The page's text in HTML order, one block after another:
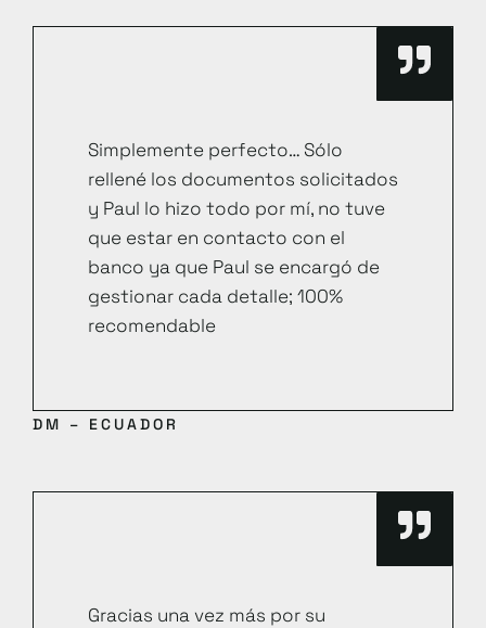
Simplemente perfecto… Sólo
rellené los documentos solicitados
y Paul lo hizo todo por mí, no tuve
que estar en contacto con el
banco ya que Paul se encargó de
gestionar cada detalle; 100%
recomendable
DM – ECUADOR
Gracias una vez más por su